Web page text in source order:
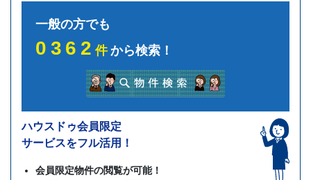
一般の方でも
0362件から検索！
ハウスドゥ会員限定
サービスをフル活用！
会員限定物件の閲覧が可能！